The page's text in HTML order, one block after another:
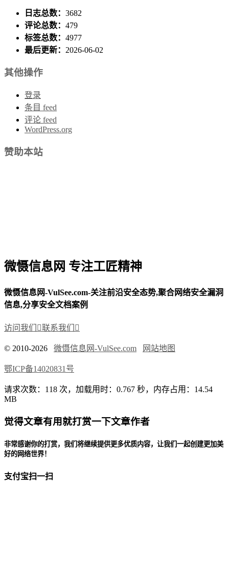
日志总数： 3682
评论总数： 479
标签总数： 4977
最后更新： 2026-06-02
其他操作
登录
条目 feed
评论 feed
WordPress.org
赞助本站
微慑信息网 专注工匠精神
微慑信息网-VulSee.com-关注前沿安全态势,聚合网络安全漏洞
信息,分享安全文档案例
访问我们 联系我们 
© 2010-2026 微慑信息网-VulSee.com 网站地图
鄂ICP备14020831号
请求次数：118 次，加载用时：0.767 秒，内存占用：14.54
MB
觉得文章有用就打赏一下文章作者
非常感谢你的打赏，我们将继续提供更多优质内容，让我们一起创建更加美
好的网络世界！
支付宝扫一扫